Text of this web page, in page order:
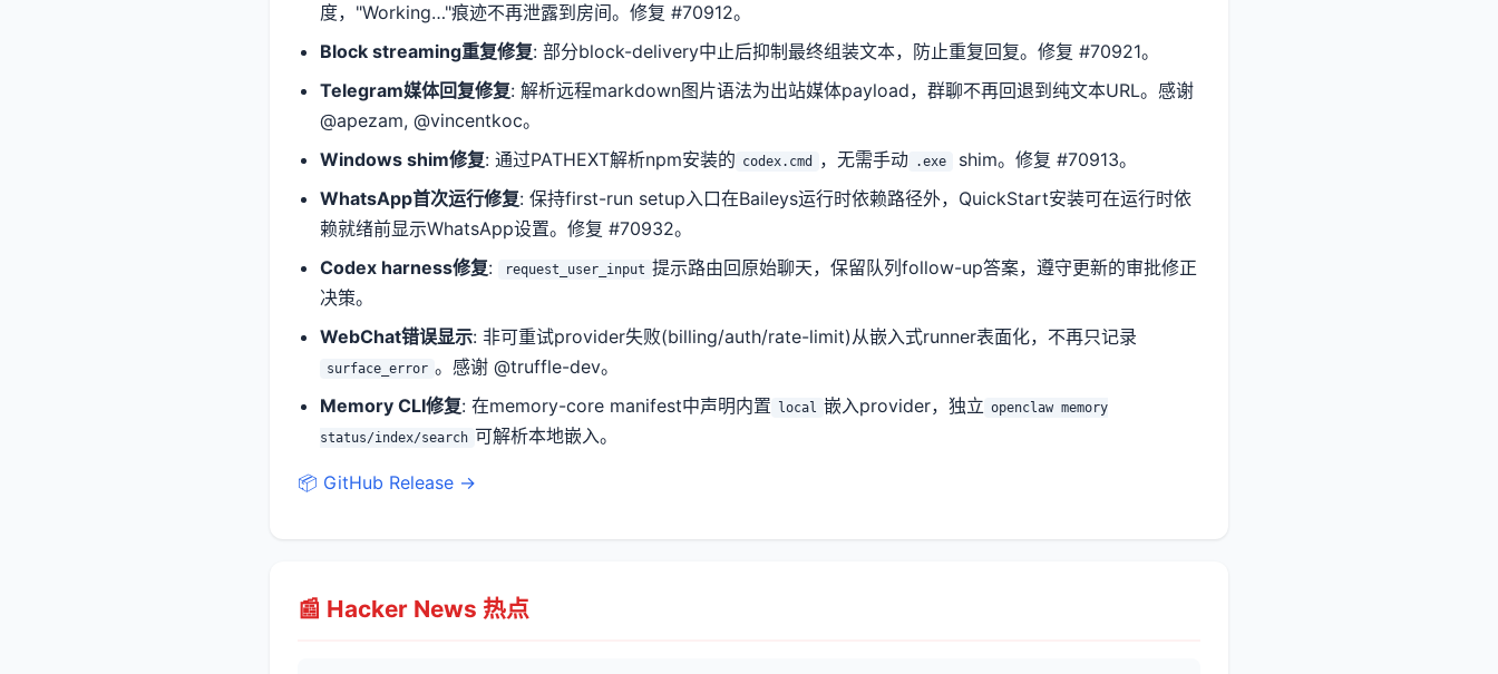
度，"Working…"痕迹不再泄露到房间。修复 #70912。
Block streaming重复修复: 部分block-delivery中止后抑制最终组装文本，防止重复回复。修复 #70921。
Telegram媒体回复修复: 解析远程markdown图片语法为出站媒体payload，群聊不再回退到纯文本URL。感谢
@apezam, @vincentkoc。
Windows shim修复: 通过PATHEXT解析npm安装的 codex.cmd ，无需手动 .exe
shim。修复 #70913。
WhatsApp首次运行修复: 保持first-run setup入口在Baileys运行时依赖路径外，QuickStart安装可在运行时依
赖就绪前显示WhatsApp设置。修复 #70932。
Codex harness修复: request_user_input 提示路由回原始聊天，保留队列follow-up答案，遵守更新的审批修正
决策。
WebChat错误显示: 非可重试provider失败(billing/auth/rate-limit)从嵌入式runner表面化，不再只记录
surface_error 。感谢 @truffle-dev。
Memory CLI修复: 在memory-core manifest中声明内置 local 嵌入provider，独立 openclaw memory
status/index/search 可解析本地嵌入。
📦 GitHub Release →
📰 Hacker News 热点